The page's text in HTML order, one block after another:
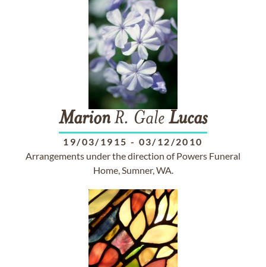
MarionR. Gale Lucas
19/03/1915 - 03/12/2010
Arrangements under the direction of Powers Funeral
Home, Sumner, WA.